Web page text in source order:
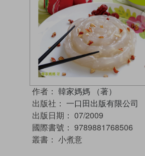
作者： 韓家媽媽 （著）
出版社： 一口田出版有限公司
出版日期： 07/2009
國際書號： 9789881768506
叢書： 小煮意